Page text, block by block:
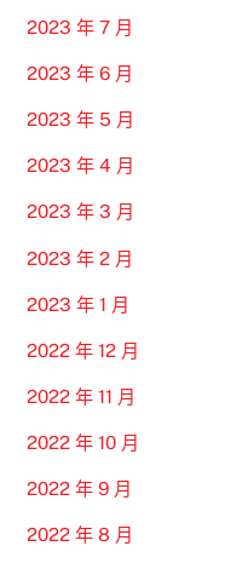
2023 年 7 月
2023 年 6 月
2023 年 5 月
2023 年 4 月
2023 年 3 月
2023 年 2 月
2023 年 1 月
2022 年 12 月
2022 年 11 月
2022 年 10 月
2022 年 9 月
2022 年 8 月